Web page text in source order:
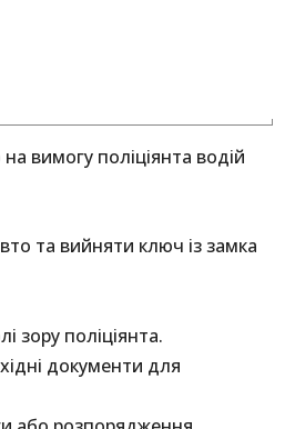
вимогу поліціянта водій
та вийняти ключ із замка
зору поліціянта.
документи для